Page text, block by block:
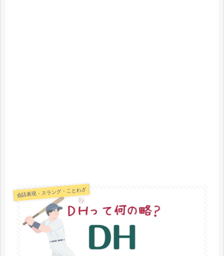
会話表現・スラング・ことわざ